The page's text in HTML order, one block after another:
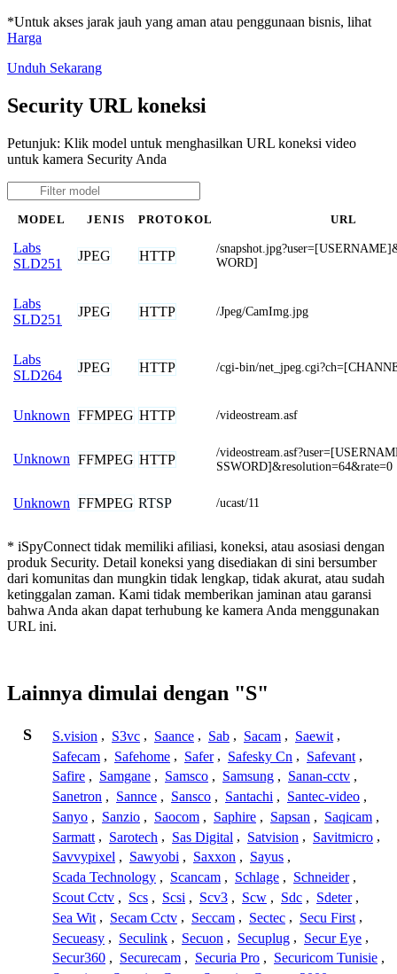
*Untuk akses jarak jauh yang aman atau penggunaan bisnis, lihat
Harga
Unduh Sekarang
Security URL koneksi
Petunjuk: Klik model untuk menghasilkan URL koneksi video
untuk kamera Security Anda
MODEL JENIS PROTOKOL URL
Labs
SLD251
JPEG HTTP
/
WORD]
Labs
SLD251
JPEG HTTP /Jpeg/CamImg.jpg
Labs
SLD264
JPEG HTTP /cgi-bin/
Unknown FFMPEG HTTP /videostream.asf
Unknown FFMPEG HTTP
/
SSWORD]&resolution=64&rate=0
Unknown FFMPEG RTSP /ucast/11
* iSpyConnect tidak memiliki afiliasi, koneksi, atau asosiasi dengan
produk Security. Detail koneksi yang disediakan di sini bersumber
dari komunitas dan mungkin tidak lengkap, tidak akurat, atau sudah
ketinggalan zaman. Kami tidak memberikan jaminan atau garansi
bahwa Anda akan dapat terhubung ke kamera Anda menggunakan
URL ini.
Lainnya dimulai dengan "S"
S S.vision , S3vc , Saance , Sab , Sacam , Saewit ,
Safecam , Safehome , Safer , Safesky Cn , Safevant ,
Safire , Samgane , Samsco , Samsung , Sanan-cctv ,
Sanetron , Sannce , Sansco , Santachi , Santec-video ,
Sanyo , Sanzio , Saocom , Saphire , Sapsan , Saqicam ,
Sarmatt , Sarotech , Sas Digital , Satvision , Savitmicro ,
Savvypixel , Sawyobi , Saxxon , Sayus ,
Scada Technology , Scancam , Schlage , Schneider ,
Scout Cctv , Scs , Scsi , Scv3 , Scw , Sdc , Sdeter ,
Sea Wit , Secam Cctv , Seccam , Sectec , Secu First ,
Secueasy , Seculink , Secuon , Secuplug , Secur Eye ,
Secur360 , Securecam , Securia Pro , Securicom Tunisie ,